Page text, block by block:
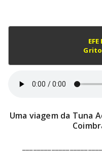
Uma viagem da Tuna